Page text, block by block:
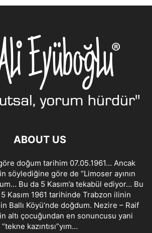
ABOUT US
doğum tarihim 07.05.1961… Ancak
söylediğine göre de “Limoser ayının
Bu da 5 Kasım’a tekabül ediyor… Bu
Kasım 1961 tarihinde Trabzon ilinin
Ballı Köyü’nde doğdum. Nezire – Raif
altı çocuğundan en sonuncusu yani
“tekne kazıntısı”yım…